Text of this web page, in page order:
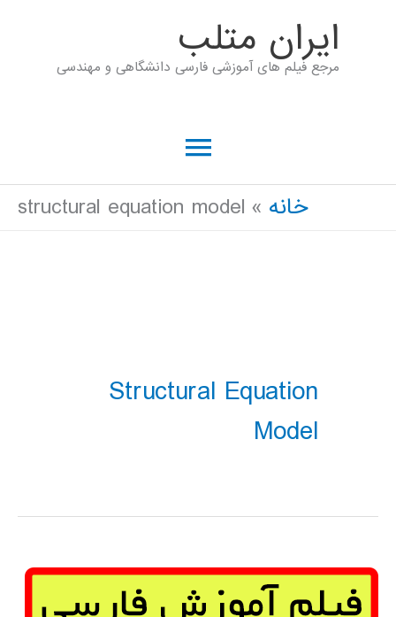
ايران متلب
مرجع فیلم های آموزشی فارسی دانشگاهی و مهندسی
فهرست
اصلی
خانه structural equation model
Structural Equation
Model